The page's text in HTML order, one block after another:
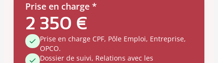
Prise en charge *
2 350 €
Prise en charge CPF, Pôle Emploi, Entreprise,
OPCO.
Dossier de suivi, Relations avec les